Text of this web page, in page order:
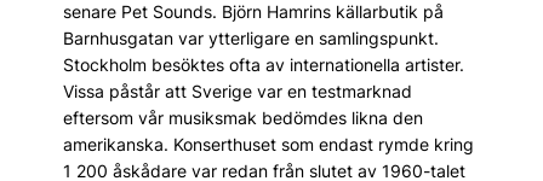
senare Pet Sounds. Björn Hamrins källarbutik på
Barnhusgatan var ytterligare en samlingspunkt.
Stockholm besöktes ofta av internationella artister.
Vissa påstår att Sverige var en testmarknad
eftersom vår musiksmak bedömdes likna den
amerikanska. Konserthuset som endast rymde kring
1 200 åskådare var redan från slutet av 1960-talet